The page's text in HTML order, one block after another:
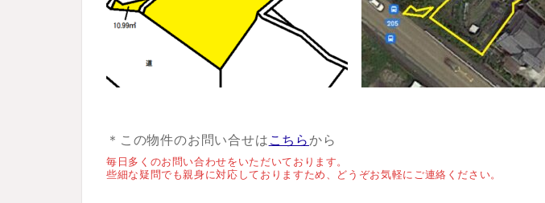
＊この物件のお問い合せは こちらから
毎日多くのお問い合わせをいただいております。
些細な疑問でも親身に対応しておりますため、どうぞお気軽にご連絡ください。